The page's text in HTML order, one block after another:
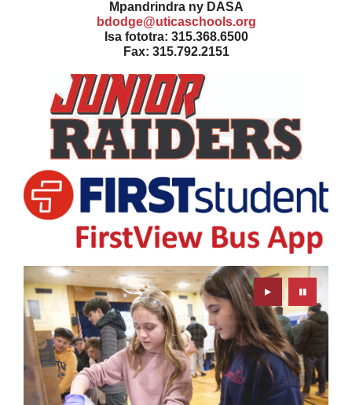
Mpandrindra ny DASA
bdodge@uticaschools.org
Isa fototra: 315.368.6500
Fax: 315.792.2151
Play Pause